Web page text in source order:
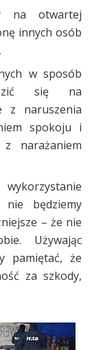
na otwartej
innych osób
w sposób
się na
z naruszenia
spokoju i
narażaniem
będziemy
– że nie
Używając
pamiętać, że
za szkody,